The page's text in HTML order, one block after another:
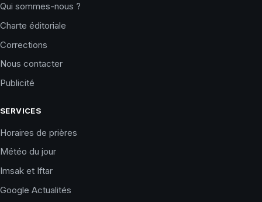
Qui sommes-nous ?
Charte éditoriale
Corrections
Nous contacter
Publicité
SERVICES
Horaires de prières
Météo du jour
Imsak et Iftar
Google Actualités